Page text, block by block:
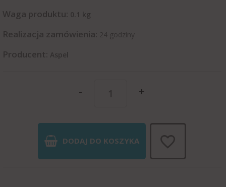
Waga produktu: 0.1 kg
Realizacja zamówienia: 24 godziny
Producent: Aspel
- +
DODAJ DO KOSZYKA